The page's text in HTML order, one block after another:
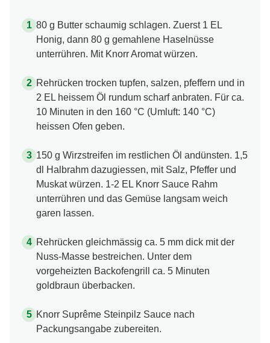
80 g Butter schaumig schlagen. Zuerst 1 EL
Honig, dann 80 g gemahlene Haselnüsse
unterrühren. Mit Knorr Aromat würzen.
Rehrücken trocken tupfen, salzen, pfeffern und in
2 EL heissem Öl rundum scharf anbraten. Für ca.
10 Minuten in den 160 °C (Umluft: 140 °C)
heissen Ofen geben.
150 g Wirzstreifen im restlichen Öl andünsten. 1,5
dl Halbrahm dazugiessen, mit Salz, Pfeffer und
Muskat würzen. 1-2 EL Knorr Sauce Rahm
unterrühren und das Gemüse langsam weich
garen lassen.
Rehrücken gleichmässig ca. 5 mm dick mit der
Nuss-Masse bestreichen. Unter dem
vorgeheizten Backofengrill ca. 5 Minuten
goldbraun überbacken.
Knorr Suprême Steinpilz Sauce nach
Packungsangabe zubereiten.